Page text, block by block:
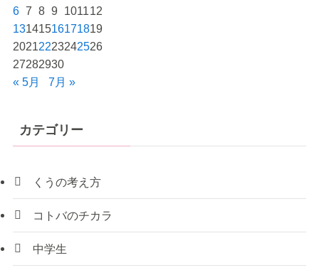
6 7 8 9 1011 12
13141516171819
2021 2223242526
27282930
« 5月
7月 »
カテゴリー
くうの考え方
コトバのチカラ
中学生